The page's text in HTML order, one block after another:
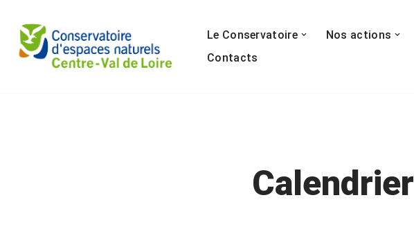
Aller
au
Le Conservatoire Nos actions
Contacts